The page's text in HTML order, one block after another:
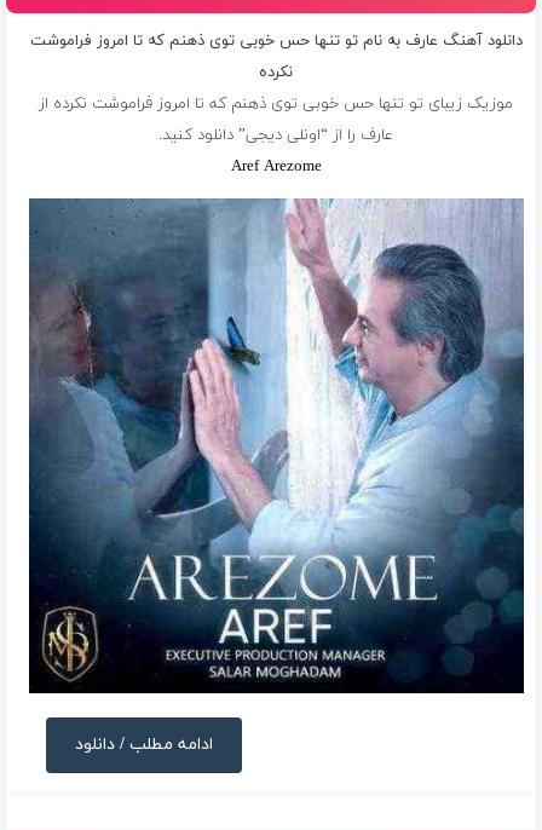
دانلود آهنگ عارف به نام تو تنها حس خوبی توی ذهنم که تا امروز فراموشت
نکرده
موزیک زیبای تو تنها حس خوبی توی ذهنم که تا امروز فراموشت نکرده از
عارف را از “اونلی دیجی” دانلود کنید.
Aref Arezome
ادامه مطلب / دانلود